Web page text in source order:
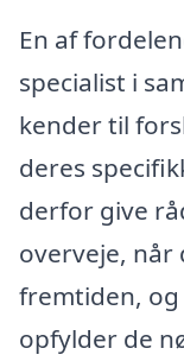
En af
specialist i
kender til
deres
derfor give
overveje,
fremtiden, og
opfylder de